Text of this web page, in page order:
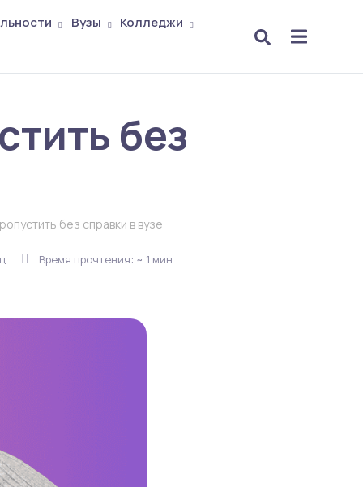
Вузы
Колледжи
без
без справки в вузе
Время прочтения: ~ 1 мин.